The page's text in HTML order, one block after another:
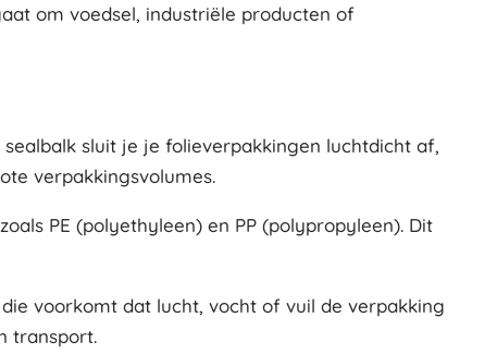
om voedsel, industriële producten of
sluit je je folieverpakkingen luchtdicht af,
verpakkingsvolumes.
PE (polyethyleen) en PP (polypropyleen). Dit
voorkomt dat lucht, vocht of vuil de verpakking
transport.